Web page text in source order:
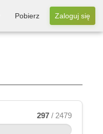
Pobierz Zaloguj się
297 / 2479